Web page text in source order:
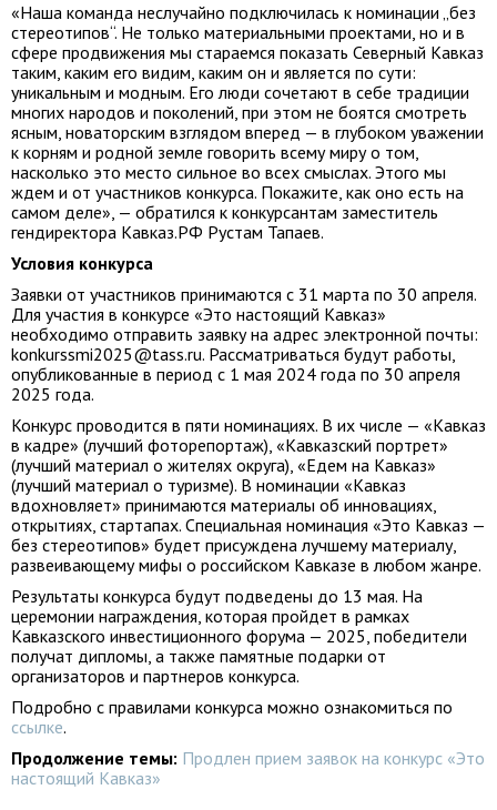
«Наша команда неслучайно подключилась к номинации „без
стереотипов“. Не только материальными проектами, но и в
сфере продвижения мы стараемся показать Северный Кавказ
таким, каким его видим, каким он и является по сути:
уникальным и модным. Его люди сочетают в себе традиции
многих народов и поколений, при этом не боятся смотреть
ясным, новаторским взглядом вперед — в глубоком уважении
к корням и родной земле говорить всему миру о том,
насколько это место сильное во всех смыслах. Этого мы
ждем и от участников конкурса. Покажите, как оно есть на
самом деле», — обратился к конкурсантам заместитель
гендиректора Кавказ.РФ Рустам Тапаев.
Условия конкурса
Заявки от участников принимаются с 31 марта по 30 апреля.
Для участия в конкурсе «Это настоящий Кавказ»
необходимо отправить заявку на адрес электронной почты:
konkurssmi2025@tass.ru. Рассматриваться будут работы,
опубликованные в период с 1 мая 2024 года по 30 апреля
2025 года.
Конкурс проводится в пяти номинациях. В их числе — «Кавказ
в кадре» (лучший фоторепортаж), «Кавказский портрет»
(лучший материал о жителях округа), «Едем на Кавказ»
(лучший материал о туризме). В номинации «Кавказ
вдохновляет» принимаются материалы об инновациях,
открытиях, стартапах. Специальная номинация «Это Кавказ —
без стереотипов» будет присуждена лучшему материалу,
развеивающему мифы о российском Кавказе в любом жанре.
Результаты конкурса будут подведены до 13 мая. На
церемонии награждения, которая пройдет в рамках
Кавказского инвестиционного форума — 2025, победители
получат дипломы, а также памятные подарки от
организаторов и партнеров конкурса.
Подробно с правилами конкурса можно ознакомиться по
ссылке.
Продолжение темы: Продлен прием заявок на конкурс «Это
настоящий Кавказ»